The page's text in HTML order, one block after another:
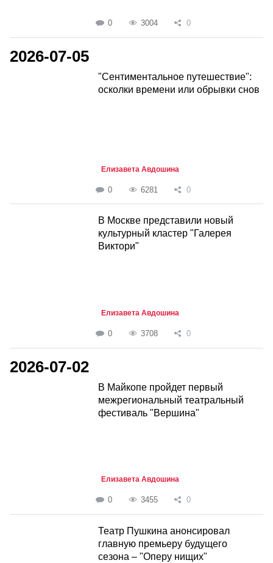
0 3004 0
2026-07-05
"Сентиментальное путешествие":
осколки времени или обрывки снов
Елизавета Авдошина
0 6281 0
В Москве представили новый
культурный кластер "Галерея
Виктори"
Елизавета Авдошина
0 3708 0
2026-07-02
В Майкопе пройдет первый
межрегиональный театральный
фестиваль "Вершина"
Елизавета Авдошина
0 3455 0
Театр Пушкина анонсировал
главную премьеру будущего
сезона – "Оперу нищих"